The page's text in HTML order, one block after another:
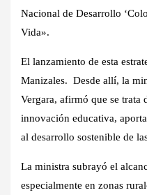
Nacional de Desarrollo
Vida».
El lanzamiento de esta
Manizales. Desde allí, la
Vergara, afirmó que se trata
innovación educativa,
al desarrollo sostenible de
La ministra subrayó el
especialmente en zonas